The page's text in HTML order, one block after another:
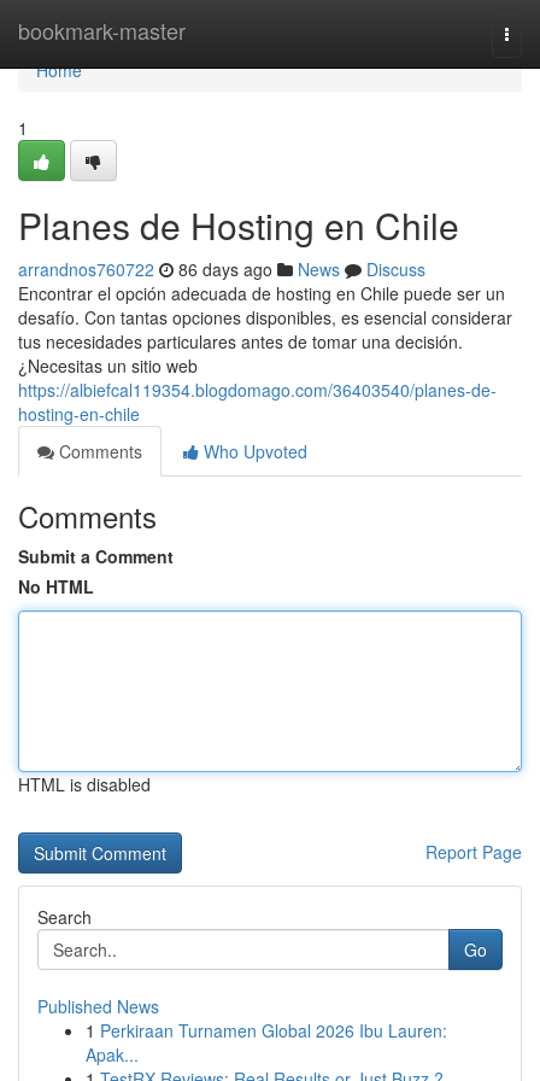
bookmark-master
Home
Home
1
Planes de Hosting en Chile
arrandnos760722 86 days ago News
Discuss
Encontrar el opción adecuada de hosting en Chile puede ser un
desafío. Con tantas opciones disponibles, es esencial considerar
tus necesidades particulares antes de tomar una decisión.
¿Necesitas un sitio web
https://albiefcal119354.blogdomago.com/36403540/planes-de-
hosting-en-chile
Comments
Who Upvoted
Comments
Submit a Comment
No HTML
HTML is disabled
Report Page
Search
Go
Published News
1 Perkiraan Turnamen Global 2026 Ibu Lauren:
Apak...